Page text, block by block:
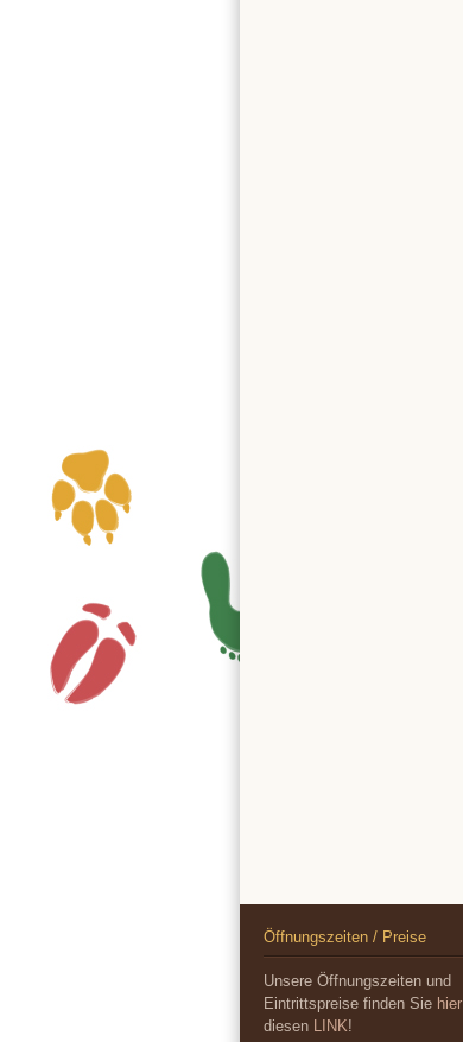
Öffnungszeiten / Preise
Unsere Öffnungszeiten und
Eintrittspreise finden Sie hier
diesen LINK!